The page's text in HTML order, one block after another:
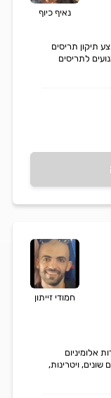
נאיף כיוף
תיקון תריסים
לתריסים
חמודי זייתון
אלומיניום
ויטרינות,